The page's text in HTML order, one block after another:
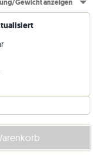
Gewicht anzeigen